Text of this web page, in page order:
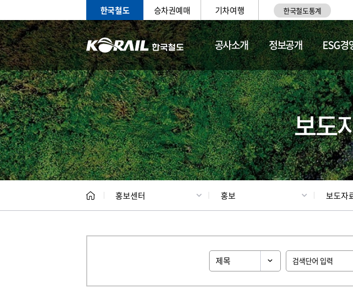
한국철도 승차권예매 기차여행 한국철도통계
공사소개 정보공개 ESG경
홍보 문화사업 갤러리
보도
홍보센터 홍보 보도자